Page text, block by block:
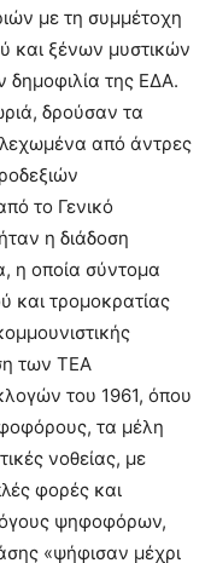
με τη συμμέτοχη
και ξένων μυστικών
δημοφιλία της ΕΔΑ.
δρούσαν τα
από άντρες
το Γενικό
η διάδοση
η οποία σύντομα
και τρομοκρατίας
των ΤΕΑ
του 1961, όπου
τα μέλη
νοθείας, με
φορές και
ψηφοφόρων,
«ψήφισαν μέχρι